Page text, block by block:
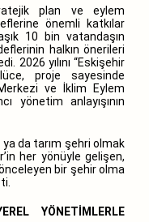
plan ve eylem
önemli katkılar
10 bin vatandaşın
halkın önerileri
2026 yılını “Eskişehir
proje sayesinde
ve İklim Eylem
yönetim anlayışının
da tarım şehri olmak
her yönüyle gelişen,
bir şehir olma
YÖNETİMLERLE